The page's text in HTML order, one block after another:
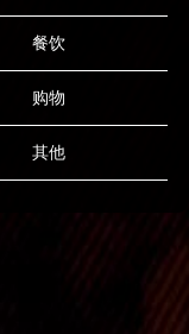
餐饮
购物
其他